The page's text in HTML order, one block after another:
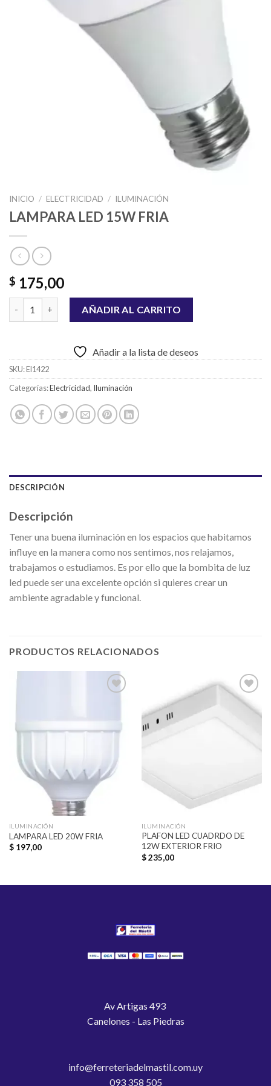
INICIO / ELECTRICIDAD / ILUMINACIÓN
LAMPARA LED 15W FRIA
$ 175,00
LAMPARA LED 15W FRIA cantidad
AÑADIR AL CARRITO
Añadir a la lista de deseos
SKU:El1422
Categorías:Electricidad, Iluminación
DESCRIPCIÓN
Descripción
Tener una buena iluminación en los espacios que habitamos
influye en la manera como nos sentimos, nos relajamos,
trabajamos o estudiamos. Es por ello que la bombita de luz
led puede ser una excelente opción si quieres crear un
ambiente agradable y funcional.
PRODUCTOS RELACIONADOS
Añadir
a la
ILUMINACIÓN
LAMPARA LED 20W FRIA
$197,00
ILUMINACIÓN
PLAFON LED CUADRDO DE
12W EXTERIOR FRIO
$235,00
Av Artigas 493
Canelones - Las Piedras
info@ferreteriadelmastil.com.uy
093 358 505